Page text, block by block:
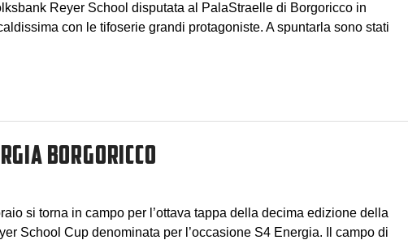
Reyer School disputata al PalaStraelle di Borgoricco in
con le tifoserie grandi protagoniste. A spuntarla sono stati
BORGORICCO
si torna in campo per l’ottava tappa della decima edizione della
School Cup denominata per l’occasione S4 Energia. Il campo di